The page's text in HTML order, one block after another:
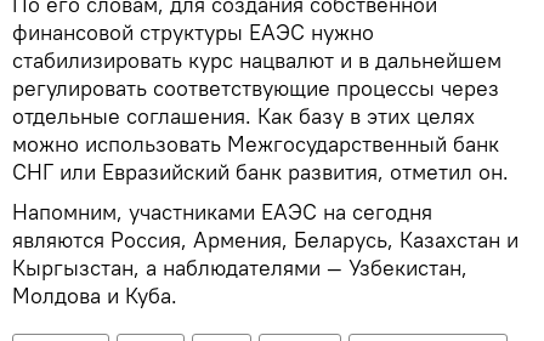
финансовой структуры ЕАЭС нужно
стабилизировать курс нацвалют и в дальнейшем
регулировать соответствующие процессы через
отдельные соглашения. Как базу в этих целях
можно использовать Межгосударственный банк
СНГ или Евразийский банк развития, отметил он.
Напомним, участниками ЕАЭС на сегодня
являются Россия, Армения, Беларусь, Казахстан и
Кыргызстан, а наблюдателями — Узбекистан,
Молдова и Куба.